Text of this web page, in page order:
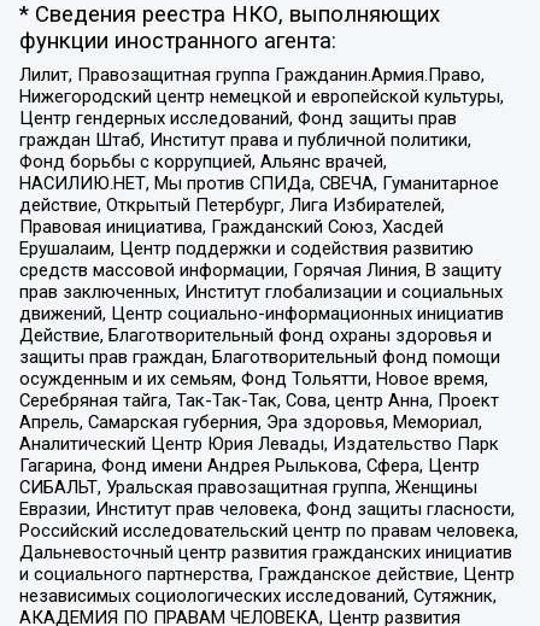
* Сведения реестра НКО, выполняющих
функции иностранного агента:
Лилит, Правозащитная группа Гражданин.Армия.Право,
Нижегородский центр немецкой и европейской культуры,
Центр гендерных исследований, Фонд защиты прав
граждан Штаб, Институт права и публичной политики,
Фонд борьбы с коррупцией, Альянс врачей,
НАСИЛИЮ.НЕТ, Мы против СПИДа, СВЕЧА, Гуманитарное
действие, Открытый Петербург, Лига Избирателей,
Правовая инициатива, Гражданский Союз, Хасдей
Ерушалаим, Центр поддержки и содействия развитию
средств массовой информации, Горячая Линия, В защиту
прав заключенных, Институт глобализации и социальных
движений, Центр социально-информационных инициатив
Действие, Благотворительный фонд охраны здоровья и
защиты прав граждан, Благотворительный фонд помощи
осужденным и их семьям, Фонд Тольятти, Новое время,
Серебряная тайга, Так-Так-Так, Сова, центр Анна, Проект
Апрель, Самарская губерния, Эра здоровья, Мемориал,
Аналитический Центр Юрия Левады, Издательство Парк
Гагарина, Фонд имени Андрея Рылькова, Сфера, Центр
СИБАЛЬТ, Уральская правозащитная группа, Женщины
Евразии, Институт прав человека, Фонд защиты гласности,
Российский исследовательский центр по правам человека,
Дальневосточный центр развития гражданских инициатив
и социального партнерства, Гражданское действие, Центр
независимых социологических исследований, Сутяжник,
АКАДЕМИЯ ПО ПРАВАМ ЧЕЛОВЕКА, Центр развития